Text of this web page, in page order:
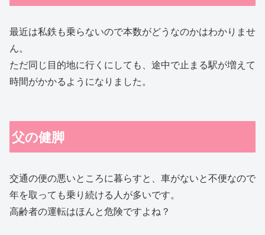
最近は私鉄も乗らないので本数がどうなのかはわかりませ
ん。
ただ同じ目的地に行くにしても、途中で止まる駅が増えて
時間がかかるようになりました。
父の健脚
交通の便の悪いところに暮らすと、車がないと不便なので
年を取っても乗り続ける人が多いです。
高齢者の運転はほんと危険ですよね？